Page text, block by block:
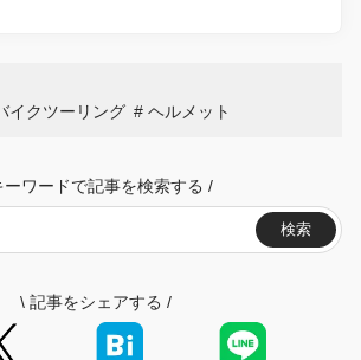
イクツーリング ヘルメット
ーワードで記事を検索する /
検索
\ 記事をシェアする /